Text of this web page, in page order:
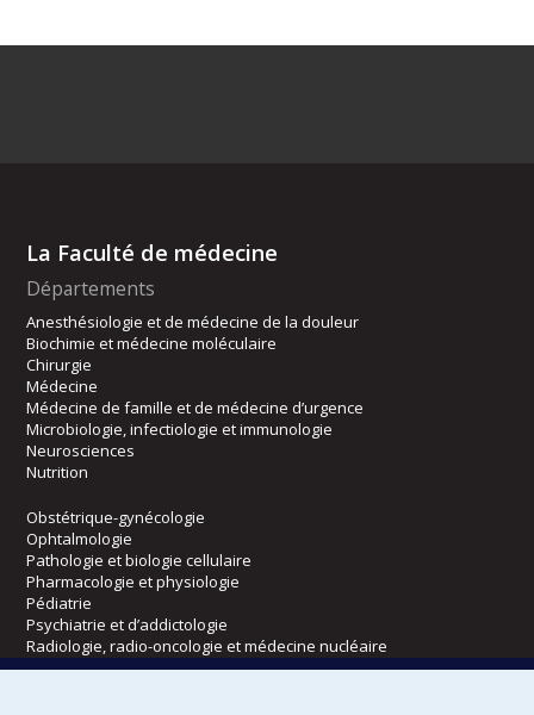
La Faculté de médecine
Départements
Anesthésiologie et de médecine de la douleur
Biochimie et médecine moléculaire
Chirurgie
Médecine
Médecine de famille et de médecine d’urgence
Microbiologie, infectiologie et immunologie
Neurosciences
Nutrition
Obstétrique-gynécologie
Ophtalmologie
Pathologie et biologie cellulaire
Pharmacologie et physiologie
Pédiatrie
Psychiatrie et d’addictologie
Radiologie, radio-oncologie et médecine nucléaire